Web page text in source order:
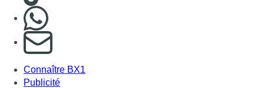
S'abonner à notre newsletter
Connaître BX1
Publicité